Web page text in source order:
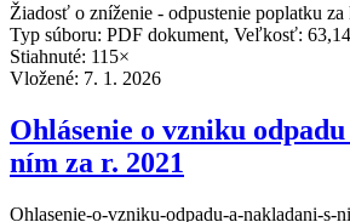
Žiadosť o zníženie - odpustenie poplatku
Typ súboru: PDF dokument, Veľkosť:
Stiahnuté: 115×
Vložené: 7. 1. 2026
Ohlásenie o vzniku
ním za r. 2021
Ohlasenie-o-vzniku-odpadu-a-nakladani-s-